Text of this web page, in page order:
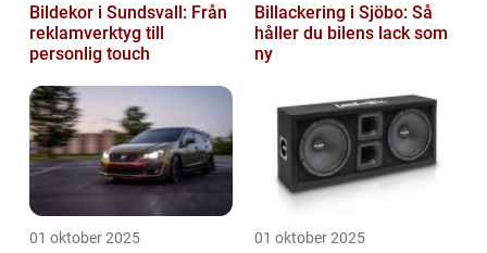
Bildekor i Sundsvall: Från
reklamverktyg till
personlig touch
Billackering i Sjöbo: Så
håller du bilens lack som
ny
01 oktober 2025 01 oktober 2025